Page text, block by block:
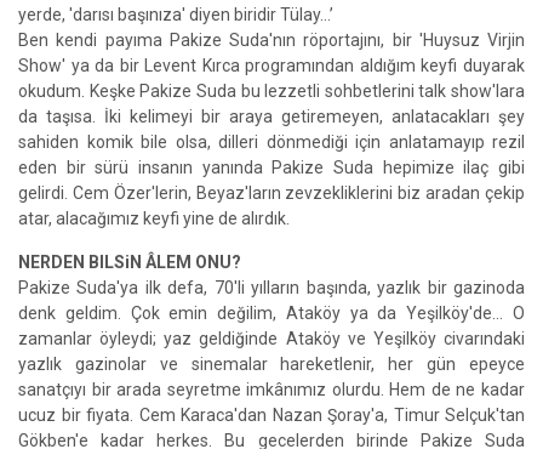
yerde, 'darısı başınıza' diyen biridir Tülay...’
Ben kendi payıma Pakize Suda'nın röportajını, bir 'Huysuz Virjin
Show' ya da bir Levent Kırca programından aldığım keyfi duyarak
okudum. Keşke Pakize Suda bu lezzetli sohbetlerini talk show'lara
da taşısa. İki kelimeyi bir araya getiremeyen, anlatacakları şey
sahiden komik bile olsa, dilleri dönmediği için anlatamayıp rezil
eden bir sürü insanın yanında Pakize Suda hepimize ilaç gibi
gelirdi. Cem Özer'lerin, Beyaz'ların zevzekliklerini biz aradan çekip
atar, alacağımız keyfi yine de alırdık.
NERDEN BILSiN ÂLEM ONU?
Pakize Suda'ya ilk defa, 70'li yılların başında, yazlık bir gazinoda
denk geldim. Çok emin değilim, Ataköy ya da Yeşilköy'de... O
zamanlar öyleydi; yaz geldiğinde Ataköy ve Yeşilköy civarındaki
yazlık gazinolar ve sinemalar hareketlenir, her gün epeyce
sanatçıyı bir arada seyretme imkânımız olurdu. Hem de ne kadar
ucuz bir fiyata. Cem Karaca'dan Nazan Şoray'a, Timur Selçuk'tan
Gökben'e kadar herkes. Bu gecelerden birinde Pakize Suda